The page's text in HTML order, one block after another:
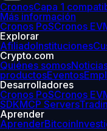
CronosCapa 1
Más información
Cronos PoSCronos
Explorar
AfiliadoInstituciones
Crypto.com
Quiénes somos
productosEventos
Desarrolladores
Cronos PoSCronos
SDKMCP Servers
Aprender
AprenderBitcoin